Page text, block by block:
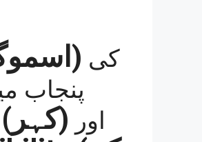
(اسموگ)
پنجاب
(کہر) اور